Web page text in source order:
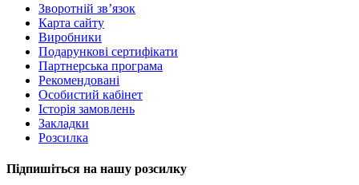
Зворотній зв’язок
Карта сайту
Виробники
Подарункові сертифікати
Партнерська програма
Рекомендовані
Особистий кабінет
Історія замовлень
Закладки
Розсилка
Підпишіться на нашу розсилку